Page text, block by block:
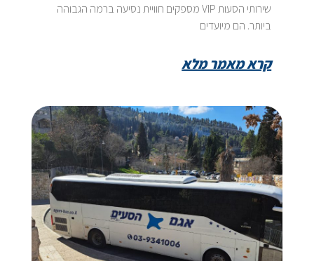
שירותי הסעות VIP מספקים חוויית נסיעה ברמה הגבוהה
ביותר. הם מיועדים
קרא מאמר מלא